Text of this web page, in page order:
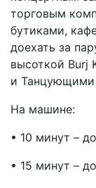
торговым
бутиками,
доехать за
высоткой Burj
и Танцующими
На машине:
• 10 минут –
• 15 минут –